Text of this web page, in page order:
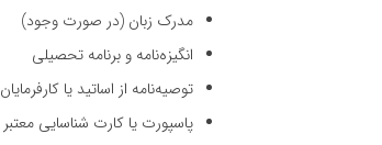
مدرک زبان (در صورت وجود)
انگیزه‌نامه و برنامه تحصیلی
توصیه‌نامه از اساتید یا کارفرمایان
پاسپورت یا کارت شناسایی معتبر